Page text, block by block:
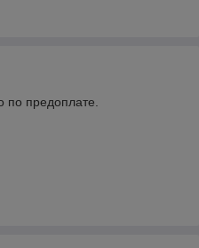
по предоплате.